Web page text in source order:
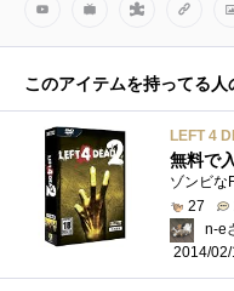
このアイテムを持ってる人
LEFT 4
無料で
27
n-e
2014/